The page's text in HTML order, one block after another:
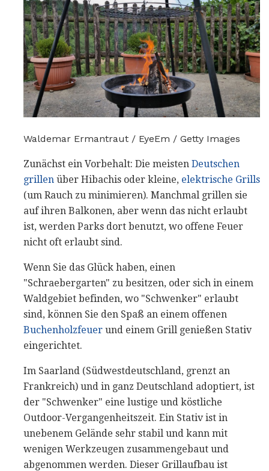
Waldemar Ermantraut / EyeEm / Getty Images
Zunächst ein Vorbehalt: Die meisten Deutschen
grillen über Hibachis oder kleine, elektrische Grills
(um Rauch zu minimieren). Manchmal grillen sie
auf ihren Balkonen, aber wenn das nicht erlaubt
ist, werden Parks dort benutzt, wo offene Feuer
nicht oft erlaubt sind.
Wenn Sie das Glück haben, einen
"Schraebergarten" zu besitzen, oder sich in einem
Waldgebiet befinden, wo "Schwenker" erlaubt
sind, können Sie den Spaß an einem offenen
Buchenholzfeuer und einem Grill genießen Stativ
eingerichtet.
Im Saarland (Südwestdeutschland, grenzt an
Frankreich) und in ganz Deutschland adoptiert, ist
der "Schwenker" eine lustige und köstliche
Outdoor-Vergangenheitszeit. Ein Stativ ist in
unebenem Gelände sehr stabil und kann mit
wenigen Werkzeugen zusammengebaut und
abgenommen werden. Dieser Grillaufbau ist